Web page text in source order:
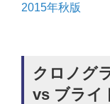
2015年秋版
クロノグ
vs ブライ